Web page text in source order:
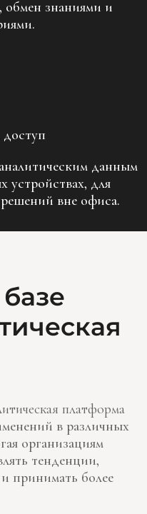
знаниями и
данным
устройствах, для
вне офиса.
платформа
в различных
организациям
тенденции,
принимать более